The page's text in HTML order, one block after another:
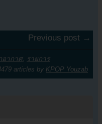
Previous post →
อากาศ, รายการ
articles by KPOP Youzab